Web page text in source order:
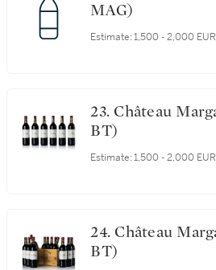
MAG)
Estimate: 1,500 - 2,000 EUR
23. Château Margaux 1988 (6
BT)
Estimate: 1,500 - 2,000 EUR
24. Château Margaux 1988 (12
BT)